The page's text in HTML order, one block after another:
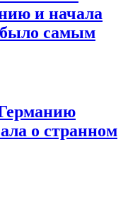
и начала
самым
о странном